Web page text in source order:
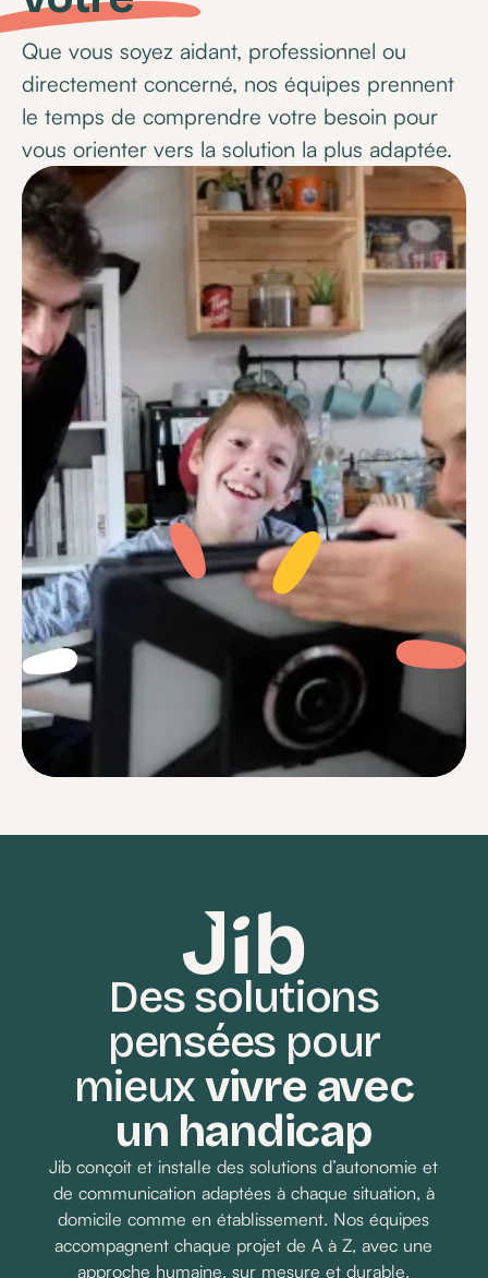
Que vous soyez aidant, professionnel ou
directement concerné, nos équipes prennent
le temps de comprendre votre besoin pour
vous orienter vers la solution la plus adaptée.
réglages complexes et des notices
Demander un devis
Des solutions
pensées pour
mieuxvivre avec
un handicap
Jib conçoit et installe des solutions d’autonomie et
de communication adaptées à chaque situation, à
domicile comme en établissement. Nos équipes
accompagnent chaque projet de A à Z, avec une
approche humaine, sur mesure et durable.